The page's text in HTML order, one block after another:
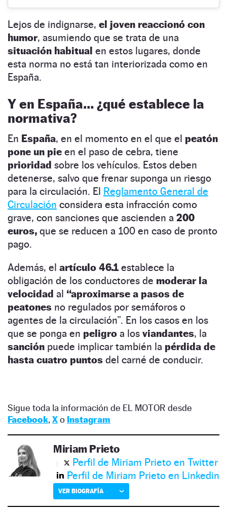
Lejos de indignarse, el joven reaccionó con
humor, asumiendo que se trata de una
situación habitual en estos lugares, donde
esta norma no está tan interiorizada como en
España.
Y en España… ¿qué establece la
normativa?
En España, en el momento en el que el peatón
pone un pie en el paso de cebra, tiene
prioridad sobre los vehículos. Estos deben
detenerse, salvo que frenar suponga un riesgo
para la circulación. El Reglamento General de
Circulación considera esta infracción como
grave, con sanciones que ascienden a 200
euros, que se reducen a 100 en caso de pronto
pago.
Además, el artículo 46.1 establece la
obligación de los conductores de moderar la
velocidad al “aproximarse a pasos de
peatones no regulados por semáforos o
agentes de la circulación”. En los casos en los
que se ponga en peligro a los viandantes, la
sanción puede implicar también la pérdida de
hasta cuatro puntos del carné de conducir.
Sigue toda la información de EL MOTOR desde
Facebook, Xo Instagram
Miriam Prieto
Perfil de Miriam Prieto en Twitter
Perfil de Miriam Prieto en Linkedin
VER BIOGRAFÍA